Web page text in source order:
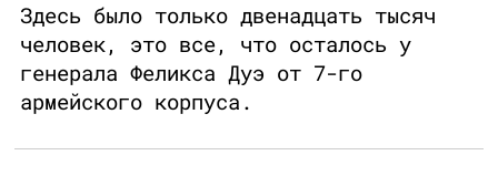
Здесь было только двенадцать тысяч
человек, это все, что осталось у
генерала Феликса Дуэ от 7-го
армейского корпуса.